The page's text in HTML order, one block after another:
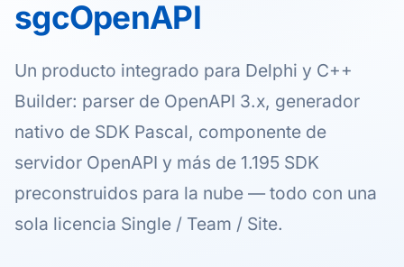
sgcOpenAPI
Un producto integrado para Delphi y C++
Builder: parser de OpenAPI 3.x, generador
nativo de SDK Pascal, componente de
servidor OpenAPI y más de 1.195 SDK
preconstruidos para la nube — todo con una
sola licencia Single / Team / Site.